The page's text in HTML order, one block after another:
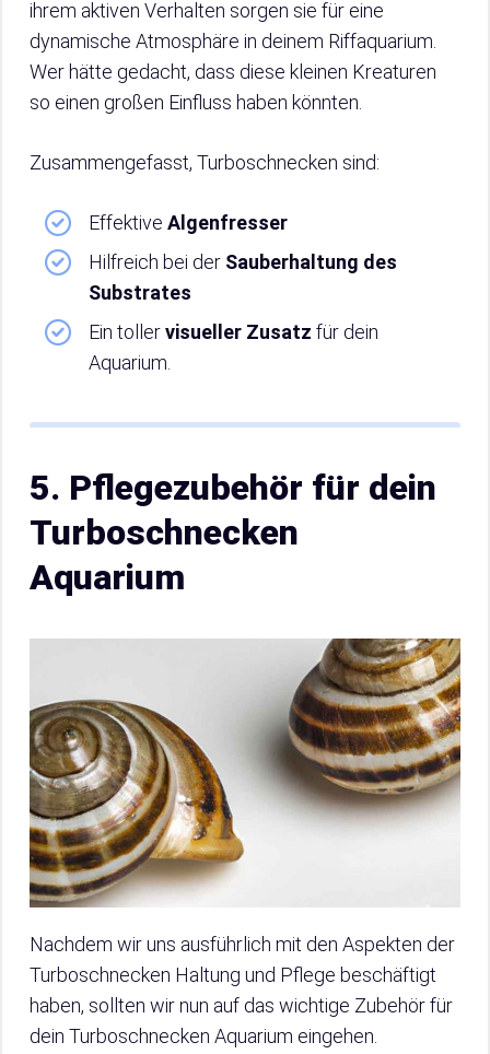
ihrem aktiven Verhalten sorgen sie für eine
dynamische Atmosphäre in deinem Riffaquarium.
Wer hätte gedacht, dass diese kleinen Kreaturen
so einen großen Einfluss haben könnten.
Zusammengefasst, Turboschnecken sind:
Effektive Algenfresser
Hilfreich bei der Sauberhaltung des
Substrates
Ein tollervisueller Zusatz für dein
Aquarium.
5. Pflegezubehör für dein
Turboschnecken
Aquarium
Nachdem wir uns ausführlich mit den Aspekten der
Turboschnecken Haltung und Pflege beschäftigt
haben, sollten wir nun auf das wichtige Zubehör für
dein Turboschnecken Aquarium eingehen.